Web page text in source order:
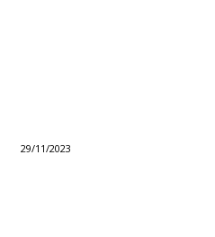
29/11/2023